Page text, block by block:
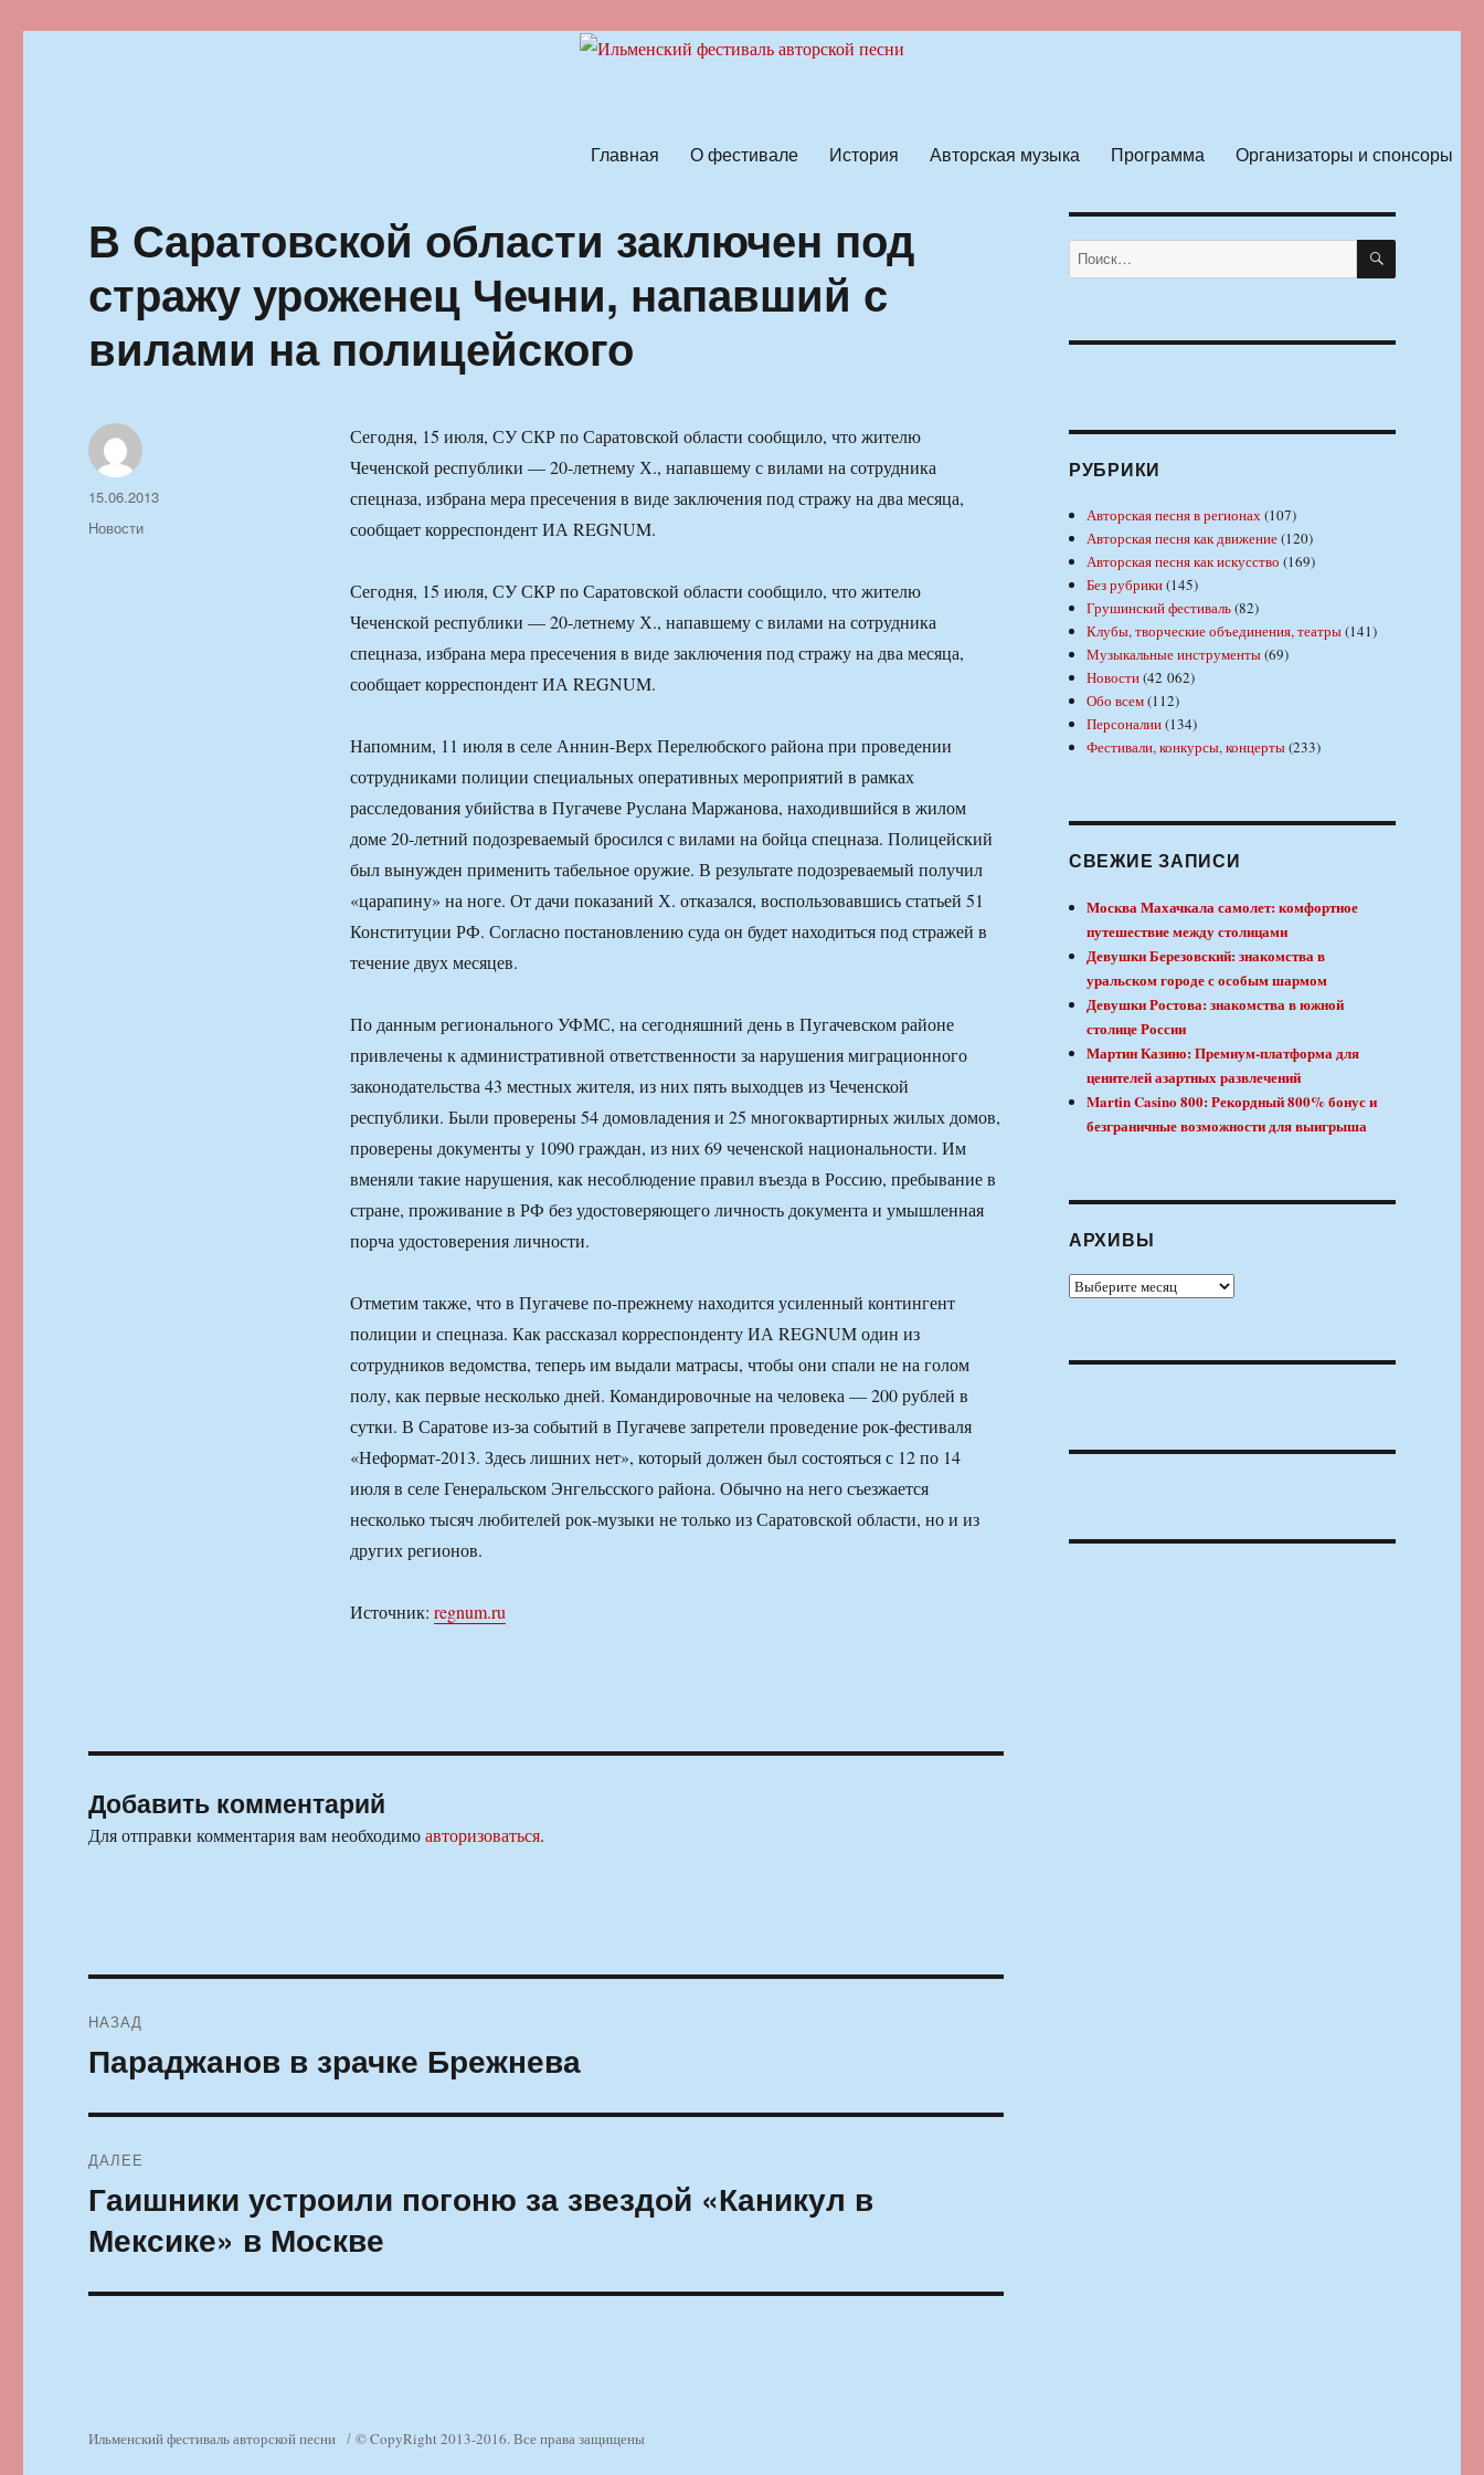
Главная О фестивале История Авторская музыка Программа Организаторы и спонсоры
В Саратовской области заключен под
стражу уроженец Чечни, напавший с
вилами на полицейского
Сегодня, 15 июля, СУ СКР по Саратовской области сообщило, что жителю
Чеченской республики — 20-летнему Х., напавшему с вилами на сотрудника
спецназа, избрана мера пресечения в виде заключения под стражу на два месяца,
сообщает корреспондент ИА REGNUM.
Сегодня, 15 июля, СУ СКР по Саратовской области сообщило, что жителю
Чеченской республики — 20-летнему Х., напавшему с вилами на сотрудника
спецназа, избрана мера пресечения в виде заключения под стражу на два месяца,
сообщает корреспондент ИА REGNUM.
Напомним, 11 июля в селе Аннин-Верх Перелюбского района при проведении
сотрудниками полиции специальных оперативных мероприятий в рамках
расследования убийства в Пугачеве Руслана Маржанова, находившийся в жилом
доме 20-летний подозреваемый бросился с вилами на бойца спецназа. Полицейский
был вынужден применить табельное оружие. В результате подозреваемый получил
«царапину» на ноге. От дачи показаний Х. отказался, воспользовавшись статьей 51
Конституции РФ. Согласно постановлению суда он будет находиться под стражей в
течение двух месяцев.
По данным регионального УФМС, на сегодняшний день в Пугачевском районе
привлечены к административной ответственности за нарушения миграционного
законодательства 43 местных жителя, из них пять выходцев из Чеченской
республики. Были проверены 54 домовладения и 25 многоквартирных жилых домов,
проверены документы у 1090 граждан, из них 69 чеченской национальности. Им
вменяли такие нарушения, как несоблюдение правил въезда в Россию, пребывание в
стране, проживание в РФ без удостоверяющего личность документа и умышленная
порча удостоверения личности.
Отметим также, что в Пугачеве по-прежнему находится усиленный контингент
полиции и спецназа. Как рассказал корреспонденту ИА REGNUM один из
сотрудников ведомства, теперь им выдали матрасы, чтобы они спали не на голом
полу, как первые несколько дней. Командировочные на человека — 200 рублей в
сутки. В Саратове из-за событий в Пугачеве запретели проведение рок-фестиваля
«Неформат-2013. Здесь лишних нет», который должен был состояться с 12 по 14
июля в селе Генеральском Энгельсского района. Обычно на него съезжается
несколько тысяч любителей рок-музыки не только из Саратовской области, но и из
других регионов.
Источник: regnum.ru
Автор
Опубликовано
15.06.2013
Рубрики
Новости
Добавить комментарий
Для отправки комментария вам необходимоавторизоваться.
по
НАЗАД
Предыдущая
запись:
Параджанов в зрачке Брежнева
ДАЛЕЕ
Следующая
Гаишники устроили погоню за звездой «Каникул в
Мексике» в Москве
Искать: ПОИСК
РУБРИКИ
Авторская песня в регионах(107)
Авторская песня как движение(120)
Авторская песня как искусство (169)
Без рубрики(145)
Грушинский фестиваль(82)
Клубы, творческие объединения, театры(141)
Музыкальные инструменты(69)
Новости(42 062)
Обо всем(112)
Персоналии(134)
Фестивали, конкурсы, концерты(233)
СВЕЖИЕ ЗАПИСИ
Москва Махачкала самолет: комфортное
путешествие между столицами
Девушки Березовский: знакомства в
уральском городе с особым шармом
Девушки Ростова: знакомства в южной
столице России
Мартин Казино: Премиум-платформа для
ценителей азартных развлечений
Martin Casino 800: Рекордный 800% бонус и
безграничные возможности для выигрыша
АРХИВЫ
Архивы
Ильменский фестиваль авторской песни © CopyRight 2013-2016. Все права защищены